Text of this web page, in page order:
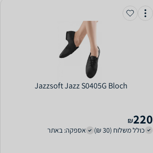
Jazzsoft Jazz S0405G Bloch
220
₪
כולל משלוח (30 ₪)
אספקה: באתר